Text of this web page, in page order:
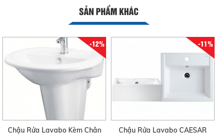
SẢN PHẨM KHÁC
-12%
Chậu Rửa Lavabo Kèm Chân
-11%
Chậu Rửa Lavabo CAESAR